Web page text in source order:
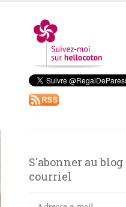
S'abonner au
courriel
Adresse